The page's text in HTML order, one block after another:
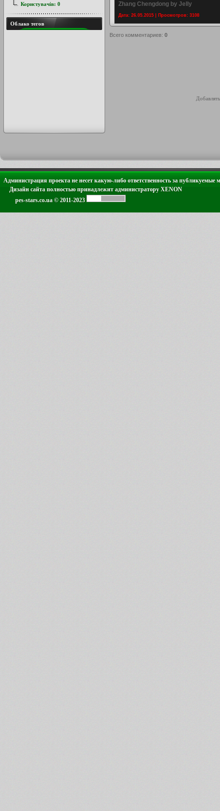
Zhang Chengdong by Jelly
Дата: 26.05.2015 | Просмотров: 3108
Всего комментариев: 0
Користувачів: 0
Облако тегов
Администрация проекта не несет какую-либо ответственность за публикуемые
Дизайн сайта полностью принадлежит администратору XENON
pes-stars.co.ua © 2011-2023